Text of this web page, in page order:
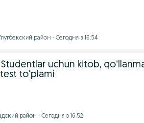
район - Сегодня в 16:54
uchun kitob,
to'plami
район - Сегодня в 16:52